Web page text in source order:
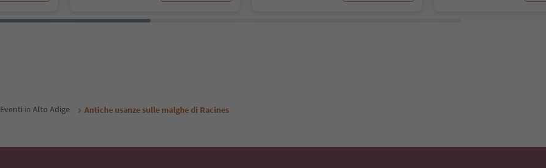
Eventi in Alto Adige Antiche usanze sulle malghe di Racines